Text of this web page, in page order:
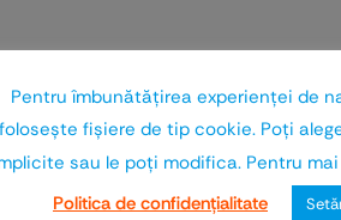
Schweiz
: Folosim produsele
să obținem finisaje uniforme
pe care le urmărim în
TEHNICA SCHWEIZ
Pentru îmbunătăţirea experienţei de
foloseşte fişiere de tip cookie. Poţi
sau le poţi modifica. Pentru
Politica de confidenţialitate